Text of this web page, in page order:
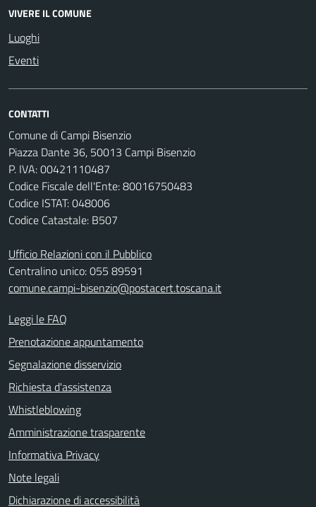
VIVERE IL COMUNE
Luoghi
Eventi
CONTATTI
Comune di Campi Bisenzio
Piazza Dante 36, 50013 Campi Bisenzio
P. IVA: 00421110487
Codice Fiscale dell'Ente: 80016750483
Codice ISTAT: 048006
Codice Catastale: B507
Ufficio Relazioni con il Pubblico
Centralino unico: 055 89591
comune.campi-bisenzio@postacert.toscana.it
Leggi le FAQ
Prenotazione appuntamento
Segnalazione disservizio
Richiesta d'assistenza
Whistleblowing
Amministrazione trasparente
Informativa Privacy
Note legali
Dichiarazione di accessibilità